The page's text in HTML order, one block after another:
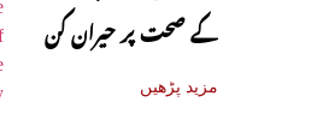
کے صحت پر حیران کن
فوائد، ماہرین نے بتا دیے
مزید پڑھیں